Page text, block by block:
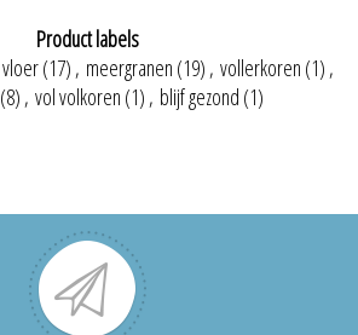
Product labels
vloer(17) , meergranen (19) , vollerkoren (1) ,
(8) , vol volkoren (1) , blijf gezond (1)